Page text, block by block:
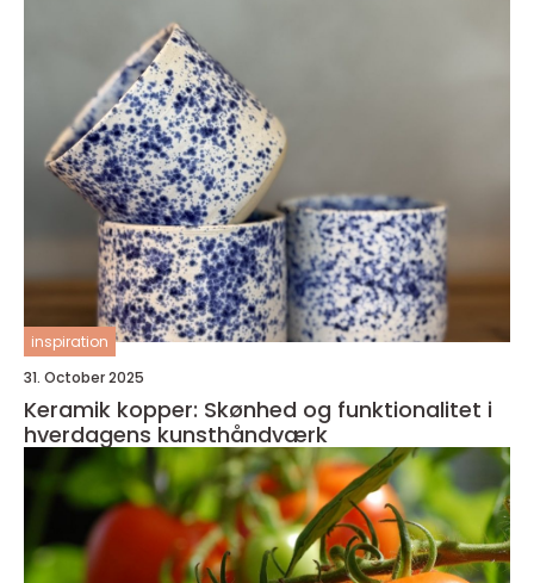
inspiration
31. October 2025
Keramik kopper: Skønhed og funktionalitet i
hverdagens kunsthåndværk